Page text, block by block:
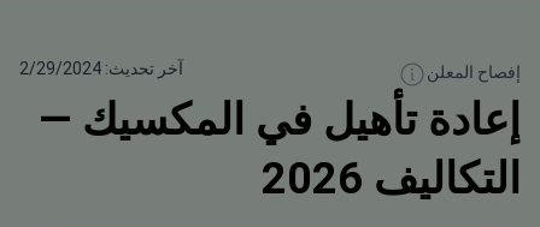
إفصاح المعلن آخر تحديث: 2/29/2024
إعادة تأهيل في المكسيك —
التكاليف 2026